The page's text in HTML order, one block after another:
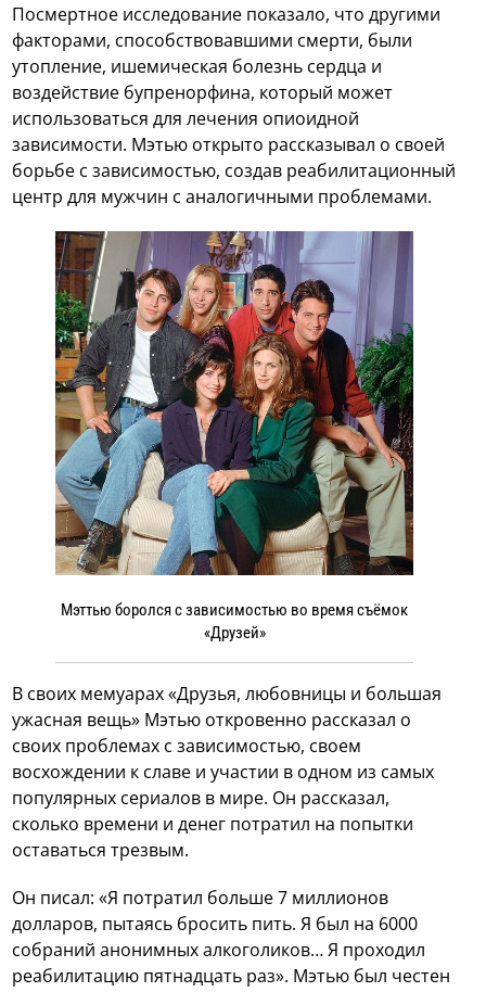
Посмертное исследование показало, что другими
факторами, способствовавшими смерти, были
утопление, ишемическая болезнь сердца и
воздействие бупренорфина, который может
использоваться для лечения опиоидной
зависимости. Мэтью открыто рассказывал о своей
борьбе с зависимостью, создав реабилитационный
центр для мужчин с аналогичными проблемами.
Мэттью боролся с зависимостью во время съёмок
«Друзей»
В своих мемуарах «Друзья, любовницы и большая
ужасная вещь» Мэтью откровенно рассказал о
своих проблемах с зависимостью, своем
восхождении к славе и участии в одном из самых
популярных сериалов в мире. Он рассказал,
сколько времени и денег потратил на попытки
оставаться трезвым.
Он писал: «Я потратил больше 7 миллионов
долларов, пытаясь бросить пить. Я был на 6000
собраний анонимных алкоголиков… Я проходил
реабилитацию пятнадцать раз». Мэтью был честен